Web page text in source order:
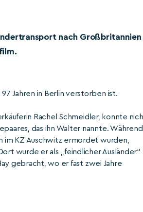
nach Großbritannien
Jahren in Berlin verstorben ist.
Rachel Schmeidler, konnte
das ihn Walter nannte. Während
KZ Auschwitz ermordet wurden,
wurde er als „feindlicher Ausländer“
gebracht, wo er fast zwei Jahre